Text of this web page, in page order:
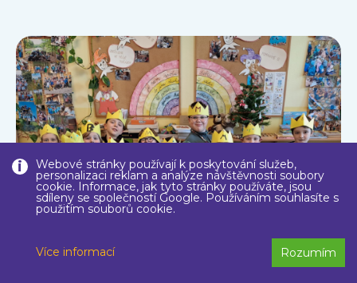
Webové stránky používají k poskytování služeb,
personalizaci reklam a analýze návštěvnosti soubory
cookie. Informace, jak tyto stránky používáte, jsou
sdíleny se společností Google. Používáním souhlasíte s
použitím souborů cookie.
Více informací Rozumím